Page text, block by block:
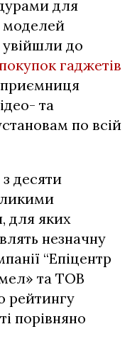
для
моделей
до
гаджетів
та
по всій
десяти
для яких
незначну
“Епіцентр
та ТОВ
рейтингу
порівняно